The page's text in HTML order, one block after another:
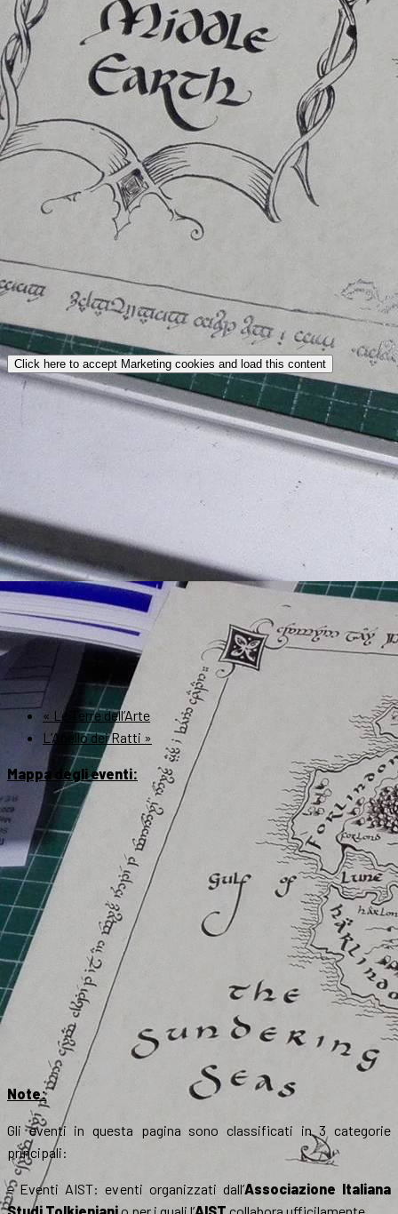
Click here to accept Marketing cookies and load this content
« Le Terre dell’Arte
L’Anello dei Ratti »
Mappa degli eventi:
Note:
Gli eventi in questa pagina sono classificati in 3 categorie
principali:
– Eventi AIST: eventi organizzati dall’Associazione Italiana
Studi Tolkienianio per i quali l’AIST collabora ufficilamente